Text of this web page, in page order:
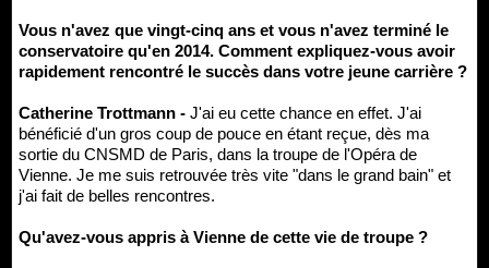
Vous n'avez que vingt-cinq ans et vous n'avez terminé le
conservatoire qu'en 2014. Comment expliquez-vous avoir
rapidement rencontré le succès dans votre jeune carrière ?
Catherine Trottmann - J'ai eu cette chance en effet. J'ai
bénéficié d'un gros coup de pouce en étant reçue, dès ma
sortie du CNSMD de Paris, dans la troupe de l'Opéra de
Vienne. Je me suis retrouvée très vite "dans le grand bain" et
j'ai fait de belles rencontres.
Qu'avez-vous appris à Vienne de cette vie de troupe ?